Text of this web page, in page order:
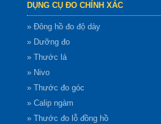
DỤNG CỤ ĐO CHÍNH XÁC
» Đông hồ đo độ dày
» Dưỡng đo
» Thước lá
» Nivo
» Thước đo góc
» Calip ngàm
» Thước đo lỗ đồng hồ